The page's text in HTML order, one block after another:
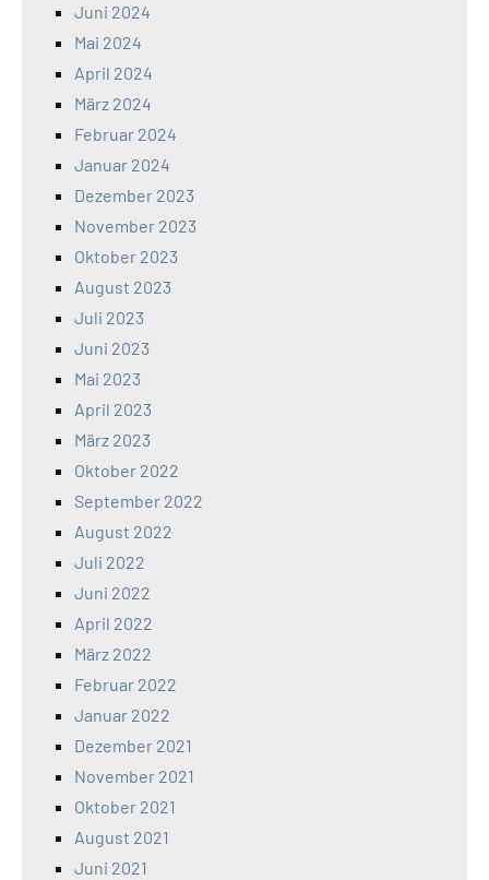
Juni 2024
Mai 2024
April 2024
März 2024
Februar 2024
Januar 2024
Dezember 2023
November 2023
Oktober 2023
August 2023
Juli 2023
Juni 2023
Mai 2023
April 2023
März 2023
Oktober 2022
September 2022
August 2022
Juli 2022
Juni 2022
April 2022
März 2022
Februar 2022
Januar 2022
Dezember 2021
November 2021
Oktober 2021
August 2021
Juni 2021